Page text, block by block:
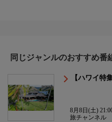
同じジャンルのおすすめ番
【ハワイ特
8月8日(土)
旅チャンネル